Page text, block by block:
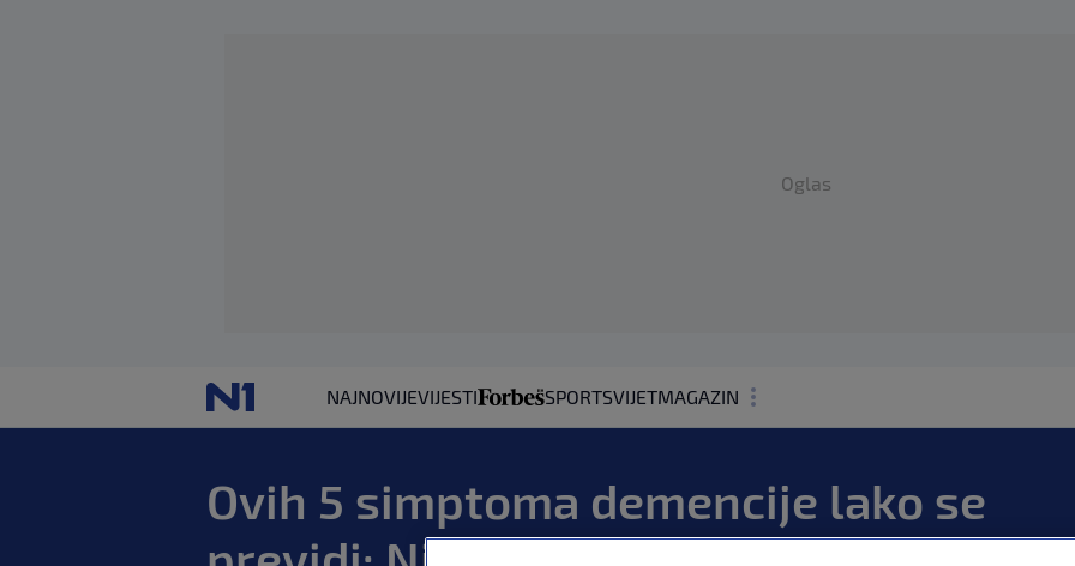
Oglas
NAJNOVIJEVIJESTI SPORTSVIJETMAGAZIN
SHOWBIZ
KOLUMNE
Ovih 5 simptoma demencije lako se